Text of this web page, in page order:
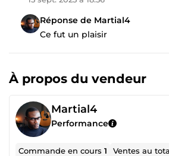
Réponse de Martial4
Ce fut un plaisir
À propos du vendeur
Martial4
Performance
Commande en cours1 Ventes au